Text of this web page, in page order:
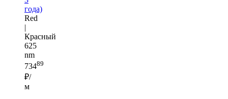
года)
Red
|
Красный
625
nm
73489
₽/
м